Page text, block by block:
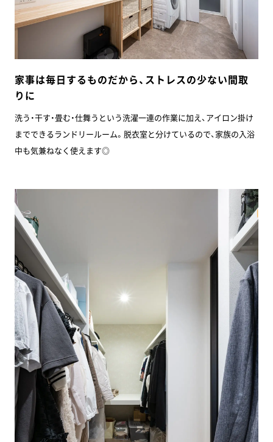
家事は毎日するものだから、ストレスの少ない間取
りに
洗う・干す・畳む・仕舞うという洗濯一連の作業に加え、アイロン掛け
までできるランドリールーム。脱衣室と分けているので、家族の入浴
中も気兼ねなく使えます◎